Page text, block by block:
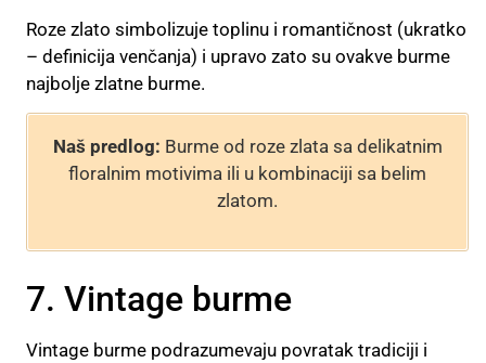
Roze zlato simbolizuje toplinu i romantičnost (ukratko
– definicija venčanja) i upravo zato su ovakve burme
najbolje zlatne burme.
Naš predlog: Burme od roze zlata sa delikatnim
floralnim motivima ili u kombinaciji sa belim
zlatom.
7. Vintage burme
Vintage burme podrazumevaju povratak tradiciji i